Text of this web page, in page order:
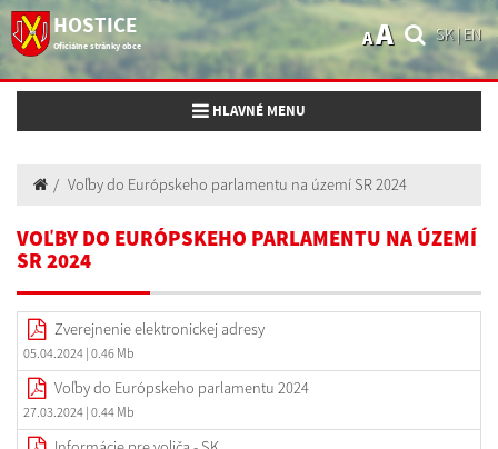
HOSTICE
Oficiálne stránky obce
SK|EN
AA
Toggle navigation
HLAVNÉ MENU
Voľby do Európskeho parlamentu na území SR 2024
VOĽBY DO EURÓPSKEHO PARLAMENTU NA ÚZEMÍ
SR 2024
Zverejnenie elektronickej adresy
05.04.2024 | 0.46 Mb
Voľby do Európskeho parlamentu 2024
27.03.2024 | 0.44 Mb